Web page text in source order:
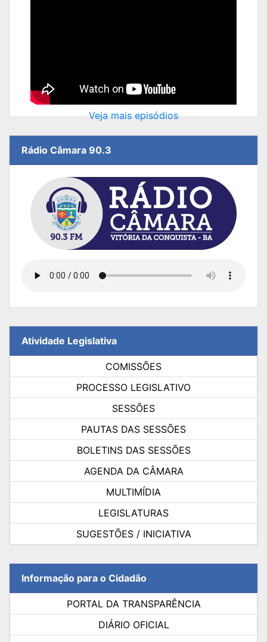
Veja mais episódios
Rádio Câmara 90.3
Atividade Legislativa
COMISSÕES
PROCESSO LEGISLATIVO
SESSÕES
PAUTAS DAS SESSÕES
BOLETINS DAS SESSÕES
AGENDA DA CÂMARA
MULTIMÍDIA
LEGISLATURAS
SUGESTÕES / INICIATIVA
Informação para o Cidadão
PORTAL DA TRANSPARÊNCIA
DIÁRIO OFICIAL